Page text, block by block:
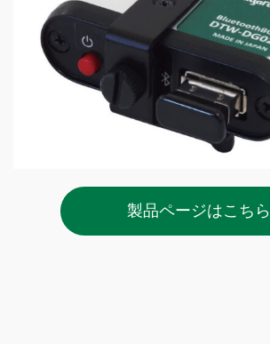
製品ページはこちら